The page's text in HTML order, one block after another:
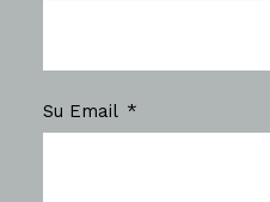
Su Email